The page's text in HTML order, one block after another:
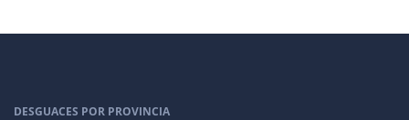
DESGUACES POR PROVINCIA